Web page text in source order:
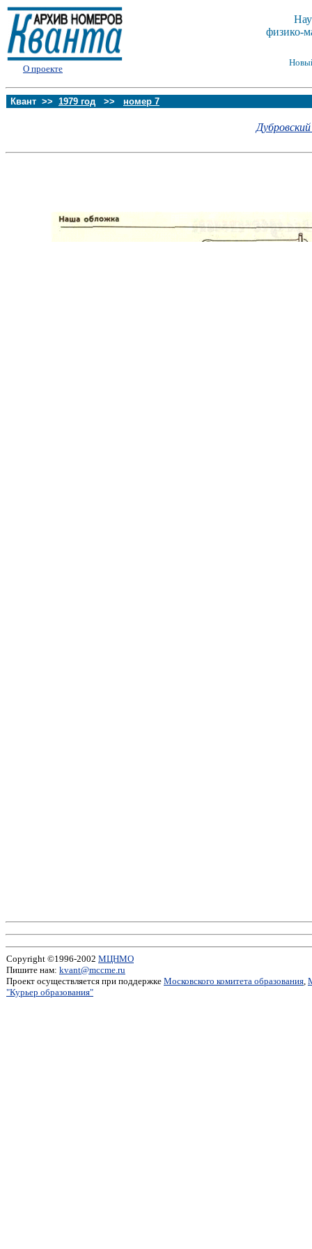
О проекте
физико-
Квант >> 1979 год >> номер 7
Copyright ©1996-2002 МЦНМО
Пишите нам: kvant@mccme.ru
Проект осуществляется при поддержке Московского комитета образования,
"Курьер образования"